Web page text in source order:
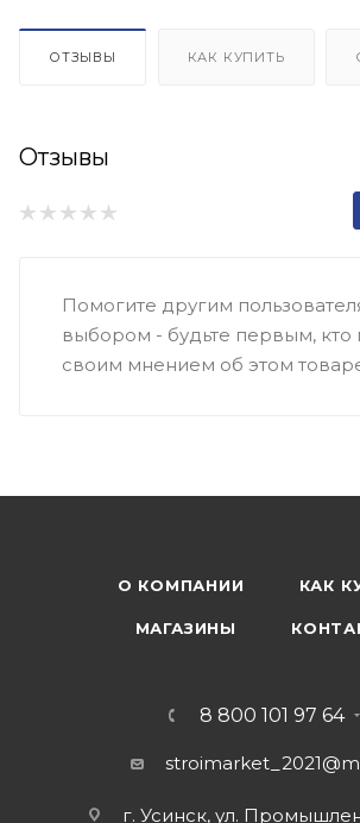
ОТЗЫВЫ КАК КУПИТЬ
Отзывы
Помогите другим
выбором - будьте первым, кто
своим мнением об этом
О КОМПАНИИ КАК
МАГАЗИНЫ
8 800 101 97 64
г. Усинск, ул.